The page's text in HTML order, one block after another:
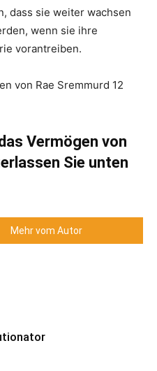
dass sie weiter wachsen
wenn sie ihre
vorantreiben.
von Rae Sremmurd 12
Vermögen von
Sie unten
Mehr vom Autor